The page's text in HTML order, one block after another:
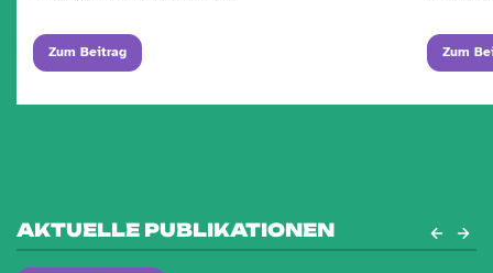
Zum Beitrag Zum
AKTUELLE PUBLIKATIONEN